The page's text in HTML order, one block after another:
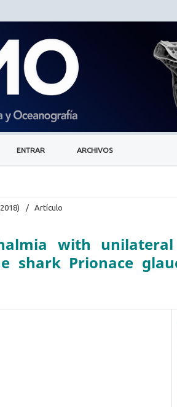
ENTRAR ARCHIVOS
/ Artículo
with
shark Prionace